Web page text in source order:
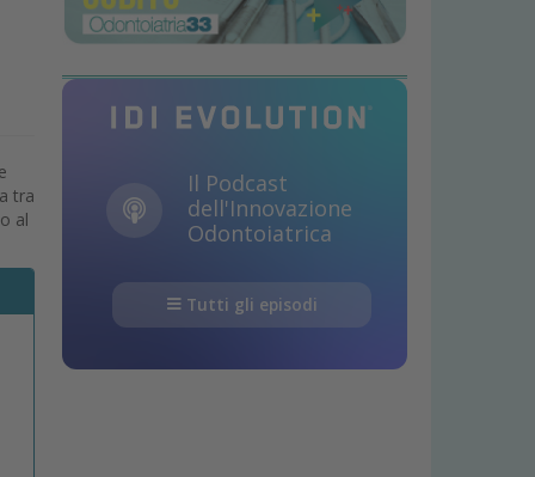
tra
al
Il Podcast
dell'Innovazione
Odontoiatrica
Tutti gli episodi